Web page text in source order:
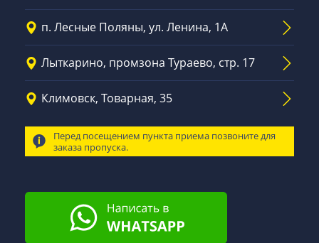
п. Лесные Поляны, ул. Ленина, 1А
Лыткарино, промзона Тураево, стр. 17
Климовск, Товарная, 35
Перед посещением пункта приема позвоните для
заказа пропуска.